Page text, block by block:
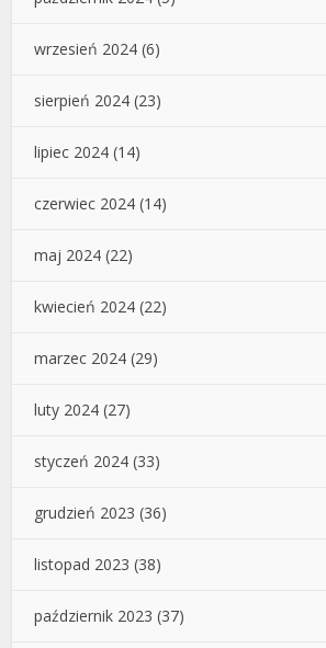
wrzesień 2024 (6)
sierpień 2024 (23)
lipiec 2024 (14)
czerwiec 2024 (14)
maj 2024 (22)
kwiecień 2024 (22)
marzec 2024 (29)
luty 2024 (27)
styczeń 2024 (33)
grudzień 2023 (36)
listopad 2023 (38)
październik 2023 (37)